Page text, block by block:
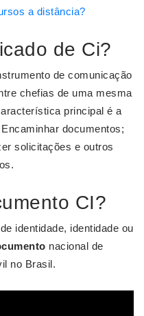
a distância?
de Ci?
de comunicação
chefias de uma mesma
principal é a
documentos;
solicitações e outros
CI?
identidade, identidade ou
nacional de
no Brasil.